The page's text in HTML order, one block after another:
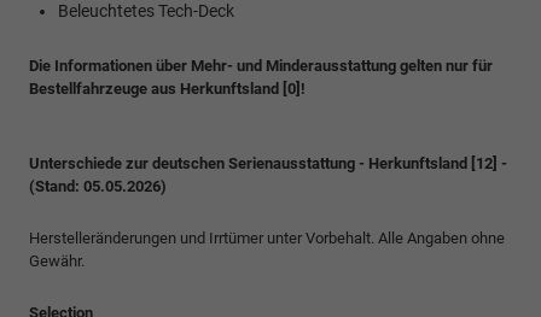
Beleuchtetes Tech-Deck
Die Informationen über Mehr- und Minderausstattung gelten nur für
Bestellfahrzeuge aus Herkunftsland [0]!
Unterschiede zur deutschen Serienausstattung - Herkunftsland [12] -
(Stand: 05.05.2026)
Herstelleränderungen und Irrtümer unter Vorbehalt. Alle Angaben ohne
Gewähr.
Selection